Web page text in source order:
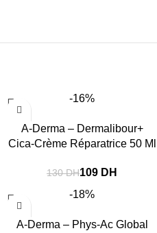
-16%
A-Derma – Dermalibour+
Cica-Crème Réparatrice 50 Ml
130DH109 DH
-18%
A-Derma – Phys-Ac Global